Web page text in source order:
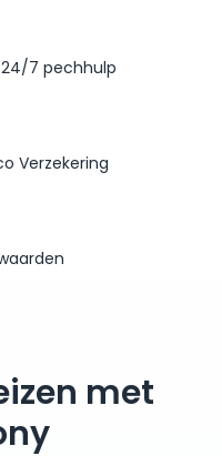
7 pechhulp
Verzekering
met